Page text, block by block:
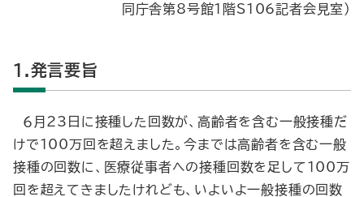
同庁舎第8号館1階S106記者会見室）
1.発言要旨
６月23日に接種した回数が、高齢者を含む一般接種だ
けで100万回を超えました。今までは高齢者を含む一般
接種の回数に、医療従事者への接種回数を足して100万
回を超えてきましたけれども、いよいよ一般接種の回数